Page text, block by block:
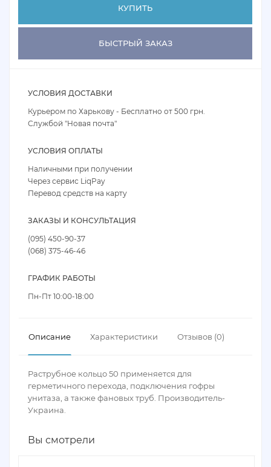
КУПИТЬ
БЫСТРЫЙ ЗАКАЗ
УСЛОВИЯ ДОСТАВКИ
Курьером по Харькову - Бесплатно от 500 грн.
Службой "Новая почта"
УСЛОВИЯ ОПЛАТЫ
Наличными при получении
Через сервис LiqPay
Перевод средств на карту
ЗАКАЗЫ И КОНСУЛЬТАЦИЯ
(095) 450-90-37
(068) 375-46-46
ГРАФИК РАБОТЫ
Пн-Пт 10:00-18:00
Описание Характеристики Отзывов (0)
Раструбное кольцо 50 применяется для
герметичного перехода, подключения гофры
унитаза, а также фановых труб. Производитель-
Украина.
Вы смотрели